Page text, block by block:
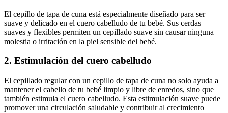
El cepillo de tapa de cuna está especialmente diseñado para ser
suave y delicado en el cuero cabelludo de tu bebé. Sus cerdas
suaves y flexibles permiten un cepillado suave sin causar ninguna
molestia o irritación en la piel sensible del bebé.
2. Estimulación del cuero cabelludo
El cepillado regular con un cepillo de tapa de cuna no solo ayuda a
mantener el cabello de tu bebé limpio y libre de enredos, sino que
también estimula el cuero cabelludo. Esta estimulación suave puede
promover una circulación saludable y contribuir al crecimiento